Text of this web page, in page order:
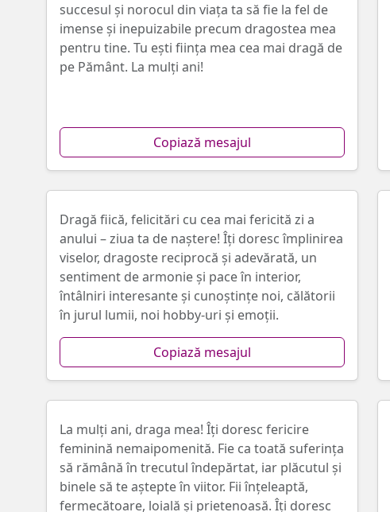
succesul și norocul din viața ta să fie la fel de
imense și inepuizabile precum dragostea mea
pentru tine. Tu ești ființa mea cea mai dragă de
pe Pământ. La mulți ani!
Copiază mesajul
Dragă fiică, felicitări cu cea mai fericită zi a
anului – ziua ta de naștere! Îți doresc împlinirea
viselor, dragoste reciprocă și adevărată, un
sentiment de armonie și pace în interior,
întâlniri interesante și cunoștințe noi, călătorii
în jurul lumii, noi hobby-uri și emoții.
Copiază mesajul
La mulți ani, draga mea! Îți doresc fericire
feminină nemaipomenită. Fie ca toată suferința
să rămână în trecutul îndepărtat, iar plăcutul și
binele să te aștepte în viitor. Fii înțeleaptă,
fermecătoare, loială și prietenoasă. Îți doresc